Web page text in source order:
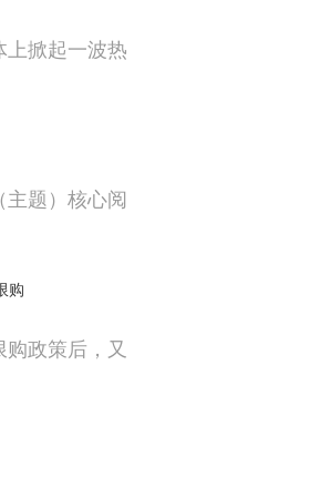
上掀起一波热
题）核心阅
购
政策后，又